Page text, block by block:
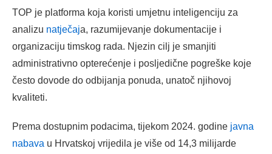
TOP je platforma koja koristi umjetnu inteligenciju za
analizu natječaja, razumijevanje dokumentacije i
organizaciju timskog rada. Njezin cilj je smanjiti
administrativno opterećenje i posljedične pogreške koje
često dovode do odbijanja ponuda, unatoč njihovoj
kvaliteti.
Prema dostupnim podacima, tijekom 2024. godine javna
nabava u Hrvatskoj vrijedila je više od 14,3 milijarde